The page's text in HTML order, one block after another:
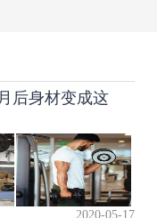
后身材变成这
2020-05-17